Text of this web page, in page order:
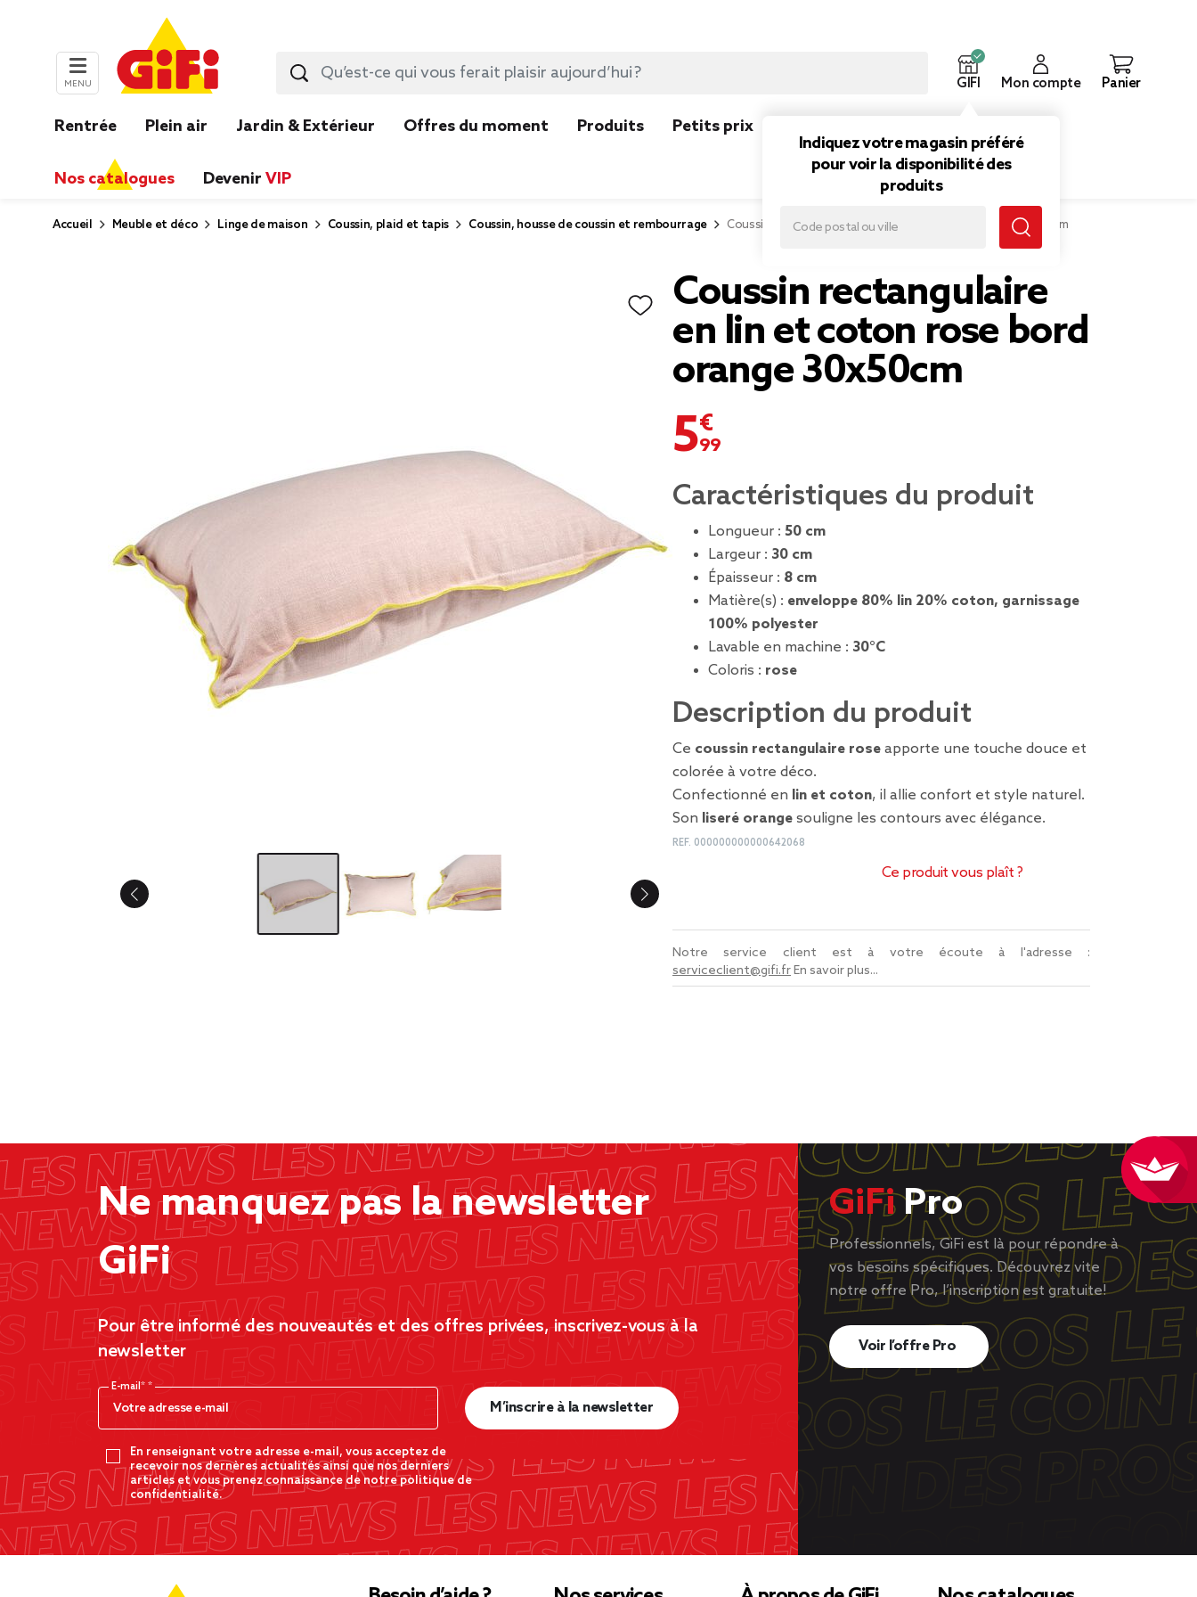
MENU GIFI
Indiquez votre magasin préféré
pour voir la disponibilité des
produits
Mon compte Panier
Rentrée Plein air Jardin & Extérieur Offres du moment Produits Petits prix
Nos catalogues Devenir VIP
Accueil Meuble et déco Linge de maison Coussin, plaid et tapis Coussin, housse de coussin et rembourrage Coussin rectangulaire en lin et coton rose bord orange 30x50cm
Coussin rectangulaire
en lin et coton rose bord
orange 30x50cm
5,99 €
Caractéristiques du produit
Longueur : 50 cm
Largeur : 30 cm
Épaisseur : 8 cm
Matière(s) : enveloppe 80% lin 20% coton, garnissage
100% polyester
Lavable en machine : 30°C
Coloris : rose
Description du produit
Ce coussin rectangulaire rose apporte une touche douce et
colorée à votre déco.
Confectionné en lin et coton, il allie confort et style naturel.
Son liseré orange souligne les contours avec élégance.
REF. 000000000000642068
Ce produit vous plaît ?
Notre service client est à votre écoute à l'adresse :
serviceclient@gifi.frEn savoir plus...
Ne manquez pas la newsletter
GiFi
Pour être informé des nouveautés et des offres privées, inscrivez-vous à la
newsletter
E-mail*
En renseignant votre adresse e-mail, vous acceptez de
recevoir nos dernères actualités ainsi que nos derniers
articles et vous prenez connaissance de notre politique de
confidentialité.
M’inscrire à la newsletter
GiFiPro
Professionnels, GiFi est là pour répondre à
vos besoins spécifiques. Découvrez vite
notre offre Pro, l’inscription est gratuite!
Voir l’offre Pro